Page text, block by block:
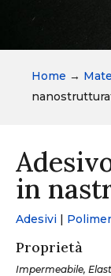
Home →
in
Adesivi |
Proprietà
Impermeabile,